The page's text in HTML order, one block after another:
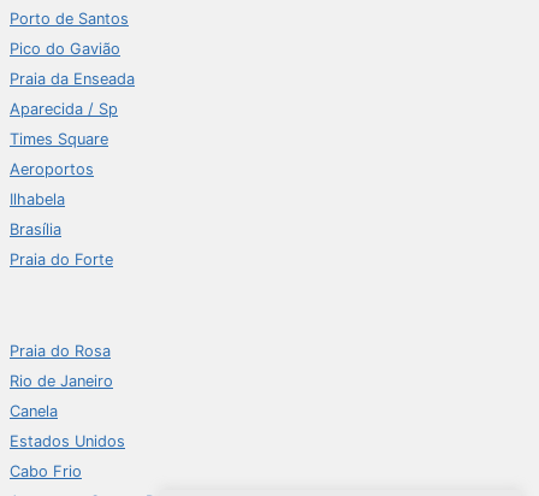
Porto de Santos
Pico do Gavião
Praia da Enseada
Aparecida / Sp
Times Square
Aeroportos
Ilhabela
Brasília
Praia do Forte
Praia do Rosa
Rio de Janeiro
Canela
Estados Unidos
Cabo Frio